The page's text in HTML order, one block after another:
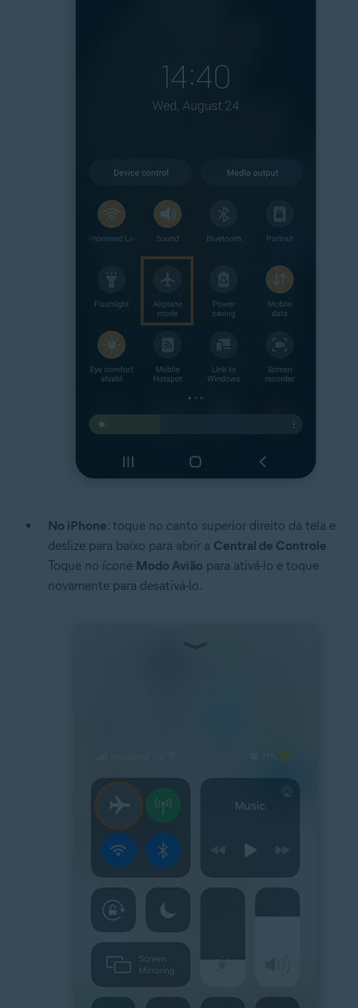
No iPhone: toque no canto superior direito da tela e
deslize para baixo para abrir a Central de Controle
Toque no ícone Modo Avião para ativá-lo e toque
novamente para desativá-lo.